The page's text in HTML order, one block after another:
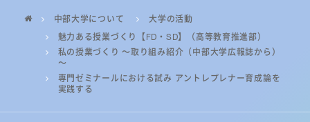
中部大学について
大学の活動
魅力ある授業づくり【FD・SD】（高等教育推進部）
私の授業づくり ～取り組み紹介（中部大学広報誌から）
～
専門ゼミナールにおける試み アントレプレナー育成論を
実践する